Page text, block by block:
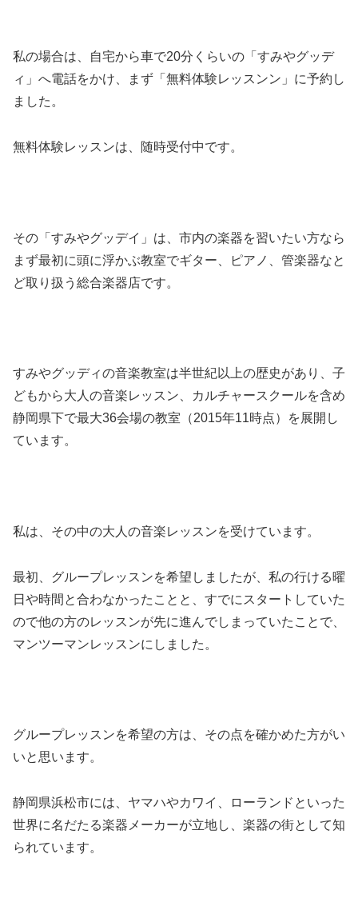
私の場合は、自宅から車で20分くらいの「すみやグッデ
ィ」へ電話をかけ、まず「無料体験レッスンン」に予約し
ました。
無料体験レッスンは、随時受付中です。
その「すみやグッデイ」は、市内の楽器を習いたい方なら
まず最初に頭に浮かぶ教室でギター、ピアノ、管楽器なと
ど取り扱う総合楽器店です。
すみやグッディの音楽教室は半世紀以上の歴史があり、子
どもから大人の音楽レッスン、カルチャースクールを含め
静岡県下で最大36会場の教室（2015年11時点）を展開し
ています。
私は、その中の大人の音楽レッスンを受けています。
最初、グループレッスンを希望しましたが、私の行ける曜
日や時間と合わなかったことと、すでにスタートしていた
ので他の方のレッスンが先に進んでしまっていたことで、
マンツーマンレッスンにしました。
グループレッスンを希望の方は、その点を確かめた方がい
いと思います。
静岡県浜松市には、ヤマハやカワイ、ローランドといった
世界に名だたる楽器メーカーが立地し、楽器の街として知
られています。